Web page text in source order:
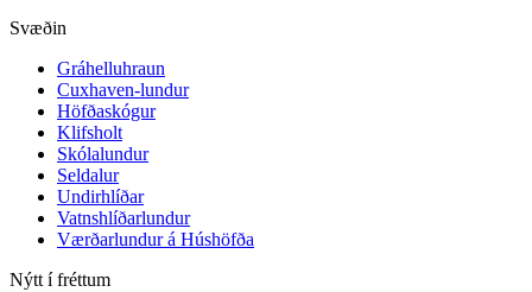
Svæðin
Gráhelluhraun
Cuxhaven-lundur
Höfðaskógur
Klifsholt
Skólalundur
Seldalur
Undirhlíðar
Vatnshlíðarlundur
Værðarlundur á Húshöfða
Nýtt í fréttum